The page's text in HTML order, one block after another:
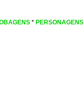
* PERSONAGENS